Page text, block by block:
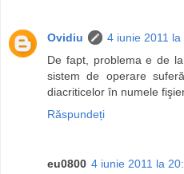
Ovidiu
4 iunie 2011 la
De fapt, problema e de
sistem de operare
diacriticelor în numele
Răspundeți
eu0800 4 iunie 2011 la